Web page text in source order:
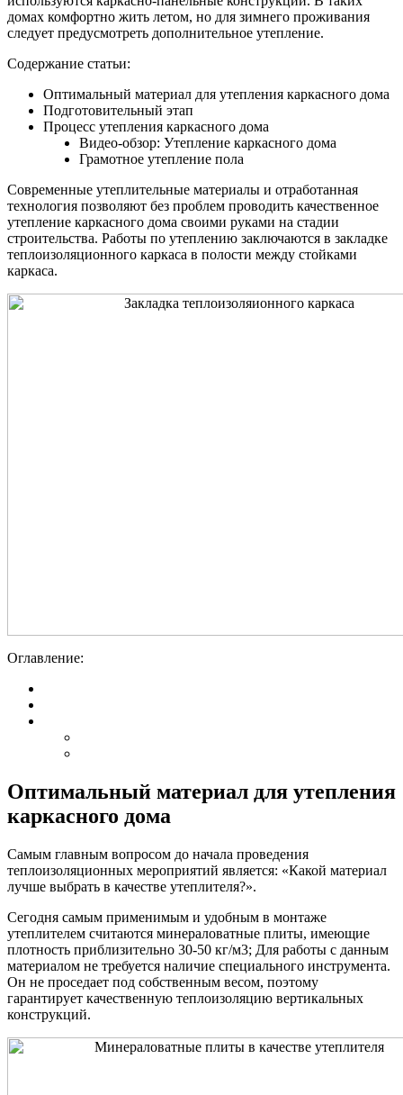
домах комфортно жить летом, но для зимнего проживания
следует предусмотреть дополнительное утепление.
Содержание статьи:
Оптимальный материал для утепления каркасного дома
Подготовительный этап
Процесс утепления каркасного дома
Видео-обзор: Утепление каркасного дома
Грамотное утепление пола
Современные утеплительные материалы и отработанная
технология позволяют без проблем проводить качественное
утепление каркасного дома своими руками на стадии
строительства. Работы по утеплению заключаются в закладке
теплоизоляционного каркаса в полости между стойками
каркаса.
Оглавление:
Оптимальный материал для утепления
каркасного дома
Самым главным вопросом до начала проведения
теплоизоляционных мероприятий является: «Какой материал
лучше выбрать в качестве утеплителя?».
Сегодня самым применимым и удобным в монтаже
утеплителем считаются минераловатные плиты, имеющие
плотность приблизительно 30-50 кг/м3; Для работы с данным
материалом не требуется наличие специального инструмента.
Он не проседает под собственным весом, поэтому
гарантирует качественную теплоизоляцию вертикальных
конструкций.